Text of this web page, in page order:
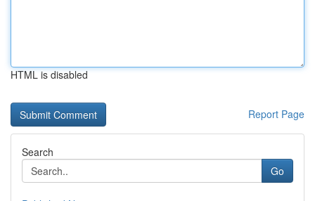
HTML is disabled
Report Page
Search
Go